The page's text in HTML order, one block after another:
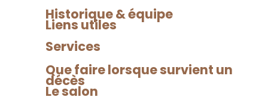
Historique & équipe
Liens utiles
Services
Que faire lorsque survient un
décès
Le salon